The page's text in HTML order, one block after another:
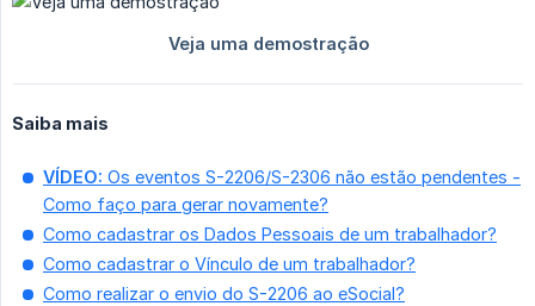
Saiba mais
VÍDEO: Os eventos S-2206/S-2306 não estão pendentes -
Como faço para gerar novamente?
Como cadastrar os Dados Pessoais de um trabalhador?
Como cadastrar o Vínculo de um trabalhador?
Como realizar o envio do S-2206 ao eSocial?